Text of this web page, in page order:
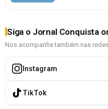
Siga o Jornal Conquista
Nos acompanhe também nas
Instagram
TikTok